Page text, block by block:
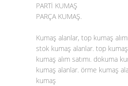
PARTİ KUMAŞ
PARÇA KUMAŞ.
Kumaş alanlar, top kumaş alımı
stok kumaş alanlar. top
kumaş alım satımı. dokuma
kumaş alanlar. örme kumaş
kumaş